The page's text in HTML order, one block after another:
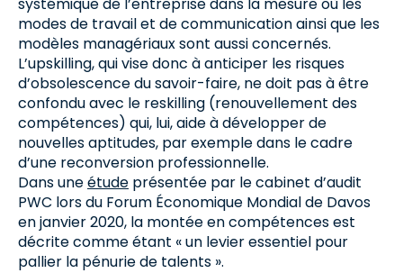
modes de travail et de communication ainsi que les
modèles managériaux sont aussi concernés.
L’upskilling, qui vise donc à anticiper les risques
d’obsolescence du savoir-faire, ne doit pas à être
confondu avec le reskilling (renouvellement des
compétences) qui, lui, aide à développer de
nouvelles aptitudes, par exemple dans le cadre
d’une reconversion professionnelle.
Dans uneétude présentée par le cabinet d’audit
PWC lors du Forum Économique Mondial de Davos
en janvier 2020, la montée en compétences est
décrite comme étant « un levier essentiel pour
pallier la pénurie de talents ».